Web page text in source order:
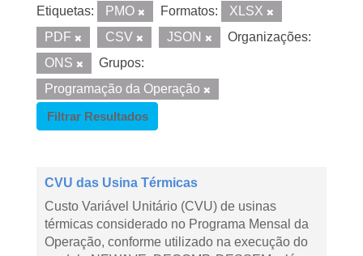
Etiquetas: PMO Formatos:
XLSX
PDF
CSV JSON
Organizações:
ONS
Grupos:
Programação da Operação
Filtrar Resultados
CVU das Usina Térmicas
Custo Variável Unitário (CVU) de usinas
térmicas considerado no Programa Mensal da
Operação, conforme utilizado na execução do